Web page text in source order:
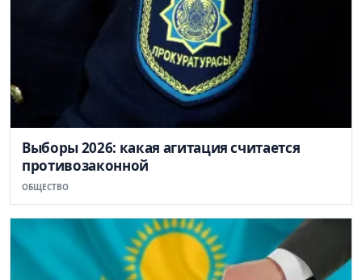
Выборы 2026: какая агитация считается
противозаконной
ОБЩЕСТВО